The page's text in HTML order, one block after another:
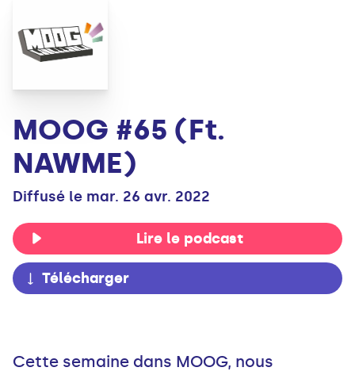
MOOG #65 (Ft.
NAWME)
Diffusé le mar. 26 avr. 2022
Lire le podcast
Télécharger
Cette semaine dans MOOG, nous